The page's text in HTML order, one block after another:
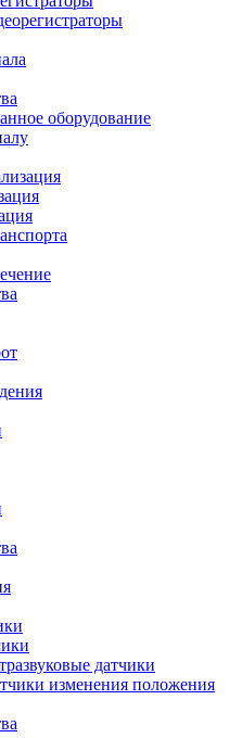
оборудование
датчики
изменения положения